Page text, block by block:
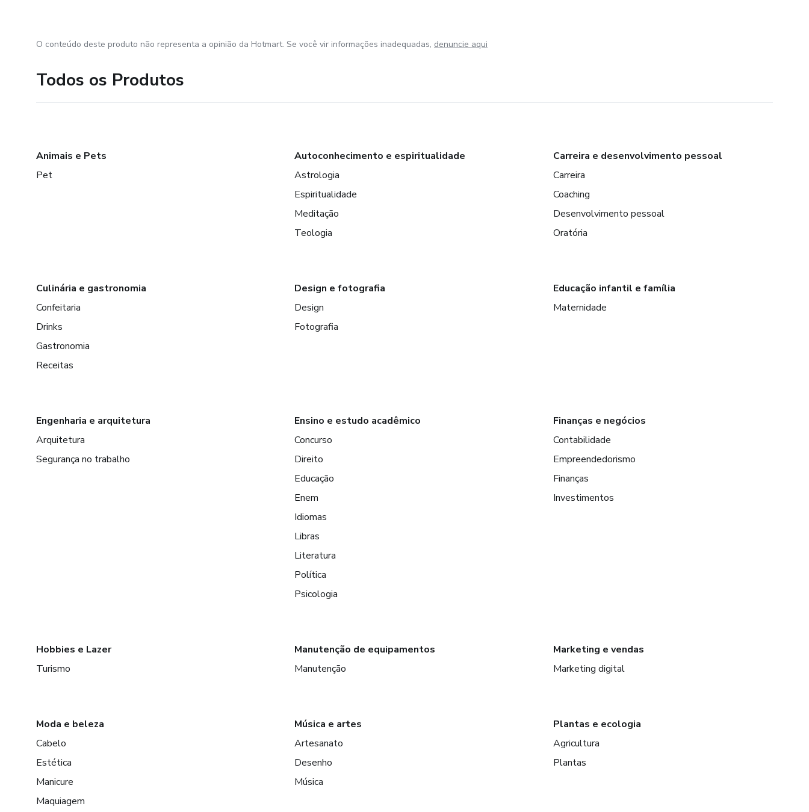
O conteúdo deste produto não representa a opinião da Hotmart. Se você vir informações inadequadas, denuncie aqui
Todos os Produtos
Animais e Pets
Pet
Autoconhecimento e espiritualidade
Astrologia
Espiritualidade
Meditação
Teologia
Carreira e desenvolvimento pessoal
Carreira
Coaching
Desenvolvimento pessoal
Oratória
Culinária e gastronomia
Confeitaria
Drinks
Gastronomia
Receitas
Design e fotografia
Design
Fotografia
Educação infantil e família
Maternidade
Engenharia e arquitetura
Arquitetura
Segurança no trabalho
Ensino e estudo acadêmico
Concurso
Direito
Educação
Enem
Idiomas
Libras
Literatura
Política
Psicologia
Finanças e negócios
Contabilidade
Empreendedorismo
Finanças
Investimentos
Hobbies e Lazer
Turismo
Manutenção de equipamentos
Manutenção
Marketing e vendas
Marketing digital
Moda e beleza
Cabelo
Estética
Manicure
Maquiagem
Música e artes
Artesanato
Desenho
Música
Plantas e ecologia
Agricultura
Plantas